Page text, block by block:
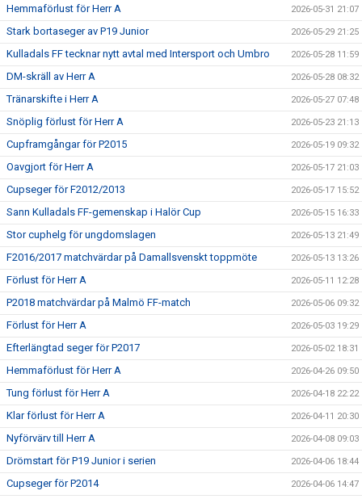
Hemmaförlust för Herr A 2026-05-31 21:07
Stark bortaseger av P19 Junior 2026-05-29 21:25
Kulladals FF tecknar nytt avtal med Intersport och Umbro 2026-05-28 11:59
DM-skräll av Herr A 2026-05-28 08:32
Tränarskifte i Herr A 2026-05-27 07:48
Snöplig förlust för Herr A 2026-05-23 21:13
Cupframgångar för P2015 2026-05-19 09:32
Oavgjort för Herr A 2026-05-17 21:03
Cupseger för F2012/2013 2026-05-17 15:52
Sann Kulladals FF-gemenskap i Halör Cup 2026-05-15 16:33
Stor cuphelg för ungdomslagen 2026-05-13 21:49
F2016/2017 matchvärdar på Damallsvenskt toppmöte 2026-05-13 13:26
Förlust för Herr A 2026-05-11 12:28
P2018 matchvärdar på Malmö FF-match 2026-05-06 09:32
Förlust för Herr A 2026-05-03 19:29
Efterlängtad seger för P2017 2026-05-02 18:31
Hemmaförlust för Herr A 2026-04-26 09:50
Tung förlust för Herr A 2026-04-18 22:22
Klar förlust för Herr A 2026-04-11 20:30
Nyförvärv till Herr A 2026-04-08 09:03
Drömstart för P19 Junior i serien 2026-04-06 18:44
Cupseger för P2014 2026-04-06 14:47